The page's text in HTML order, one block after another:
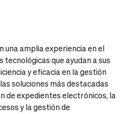
una amplia experiencia en el
tecnológicas que ayudan a sus
y eficacia en la gestión
soluciones más destacadas
de expedientes electrónicos, la
y la gestión de